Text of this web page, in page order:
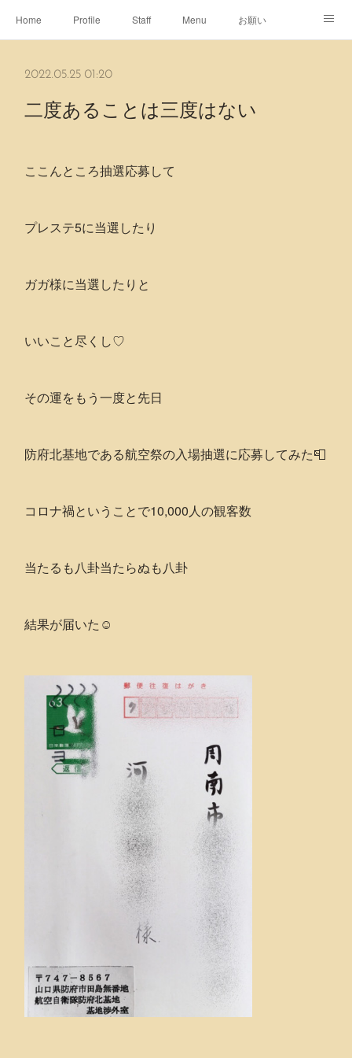
Home Profile Staff Menu お願い
2022.05.25 01:20
二度あることは三度はない
ここんところ抽選応募して
プレステ5に当選したり
ガガ様に当選したりと
いいこと尽くし♡
その運をもう一度と先日
防府北基地である航空祭の入場抽選に応募してみた📮
コロナ禍ということで10,000人の観客数
当たるも八卦当たらぬも八卦
結果が届いた☺️